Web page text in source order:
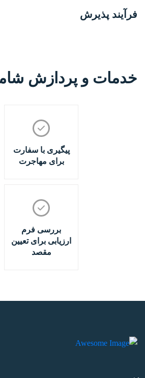
فرآیند پذیرش
خدمات و پردازش
پیگیری با سفارت
برای مهاجرت
بررسی فرم
ارزیابی برای تعیین
مقصد